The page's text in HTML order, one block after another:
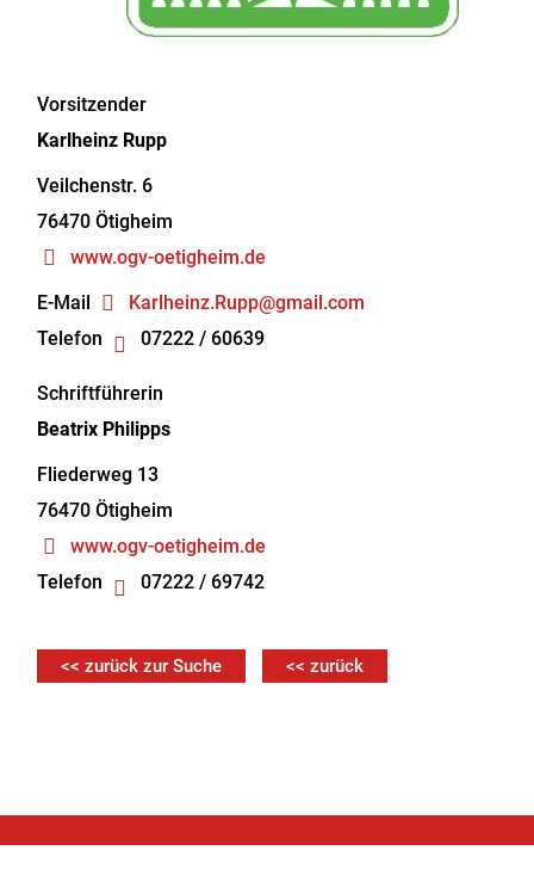
Vorsitzender
Karlheinz Rupp
Veilchenstr. 6
76470 Ötigheim
www.ogv-oetigheim.de
E-Mail
Karlheinz.Rupp@gmail.com
Telefon
07222 / 60639
Schriftführerin
Beatrix Philipps
Fliederweg 13
76470 Ötigheim
www.ogv-oetigheim.de
Telefon
07222 / 69742
<< zurück zur Suche << zurück